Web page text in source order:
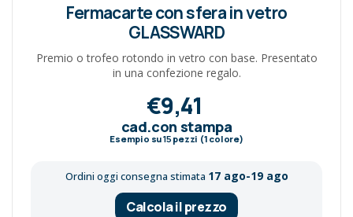
Fermacarte con sfera in vetro
GLASSWARD
Premio o trofeo rotondo in vetro con base. Presentato
in una confezione regalo.
€9,41
cad.con stampa
Esempio su15 pezzi (1 colore)
Ordini oggi consegna stimata 17 ago-19 ago
Calcola il prezzo